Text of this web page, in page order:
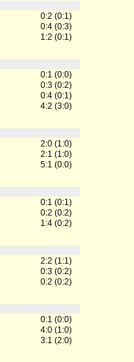
0:2 (0:1)
0:4 (0:3)
1:2 (0:1)
0:1 (0:0)
0:3 (0:2)
0:4 (0:1)
4:2 (3:0)
2:0 (1:0)
2:1 (1:0)
5:1 (0:0)
0:1 (0:1)
0:2 (0:2)
1:4 (0:2)
2:2 (1:1)
0:3 (0:2)
0:2 (0:2)
0:1 (0:0)
4:0 (1:0)
3:1 (2:0)